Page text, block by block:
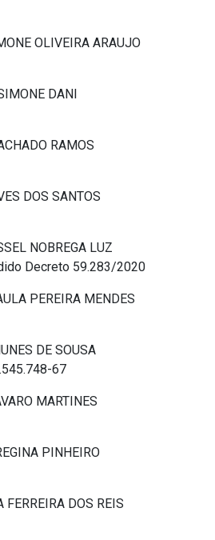
OLIVEIRA ARAUJO
SIMONE DANI
RAMOS
DOS SANTOS
NOBREGA LUZ
Decreto 59.283/2020
PEREIRA MENDES
DE SOUSA
67
MARTINES
PINHEIRO
DOS REIS